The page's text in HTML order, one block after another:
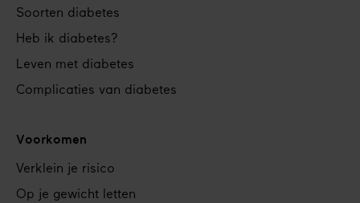
navigation
Soorten diabetes
Heb ik diabetes?
Leven met diabetes
Complicaties van diabetes
Voorkomen
Verklein je risico
Op je gewicht letten